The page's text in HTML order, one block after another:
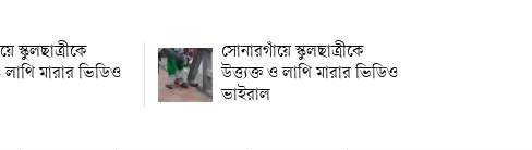
স্কুলছাত্রীকে
লাথি মারার ভিডিও
সোনারগাঁয়ে স্কুলছাত্রীকে
উত্ত্যক্ত ও লাথি মারার ভিডিও
ভাইরাল